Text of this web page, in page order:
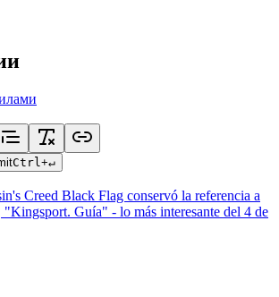
Ctrl +↵
Creed Black Flag conservó la referencia a
Guía" - lo más interesante del 4 de